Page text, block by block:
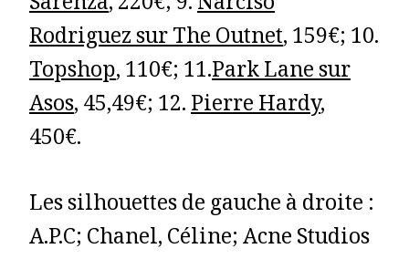
Rodriguez sur The Outnet, 159€; 10.
Topshop, 110€; 11.Park Lane sur
Asos, 45,49€; 12.Pierre Hardy,
450€.
Les silhouettes de gauche à droite :
A.P.C; Chanel, Céline; Acne Studios